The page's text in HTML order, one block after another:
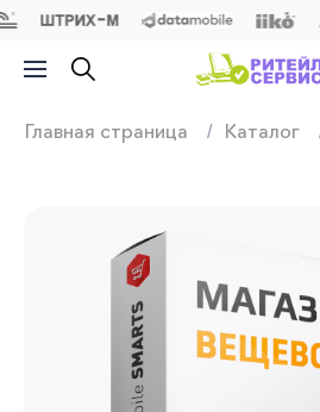
Главная страница Каталог